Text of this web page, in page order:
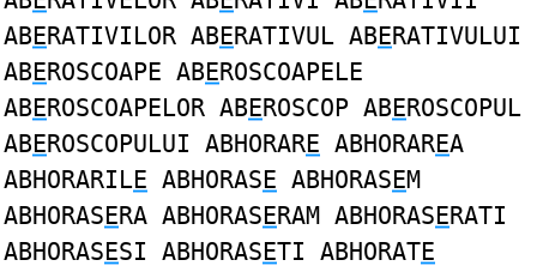
ABERATIVILOR ABERATIVUL ABERATIVULUI
ABEROSCOAPE ABEROSCOAPELE
ABEROSCOAPELOR ABEROSCOP ABEROSCOPUL
ABEROSCOPULUI ABHORARE ABHORAREA
ABHORARILE ABHORASE ABHORASEM
ABHORASERA ABHORASERAM ABHORASERATI
ABHORASESI ABHORASETI ABHORATE